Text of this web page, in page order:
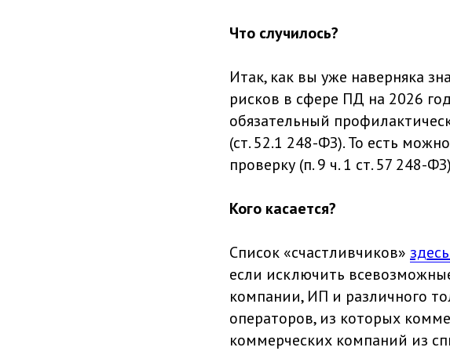
Что случилось?
Итак, как вы уже наверняка
рисков в сфере ПД на 2026
обязательный
(ст. 52.1 248-ФЗ). То есть
проверку (п. 9 ч. 1 ст. 57 248-
Кого касается?
Список «счастливчиков» здесь.
если исключить
компании, ИП и различного
операторов, из которых
коммерческих компаний из